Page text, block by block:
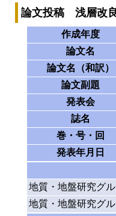
論文投稿 浅層改
作成年度
論文名
論文名（和訳）
論文副題
発表会
誌名
巻・号・回
発表年月日
地質・地盤研究グ
地質・地盤研究グ